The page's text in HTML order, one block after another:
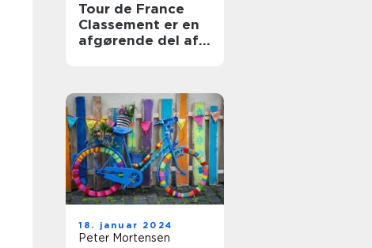
Tour de France
Classement er en
afgørende del af
18. januar 2024
Peter Mortensen